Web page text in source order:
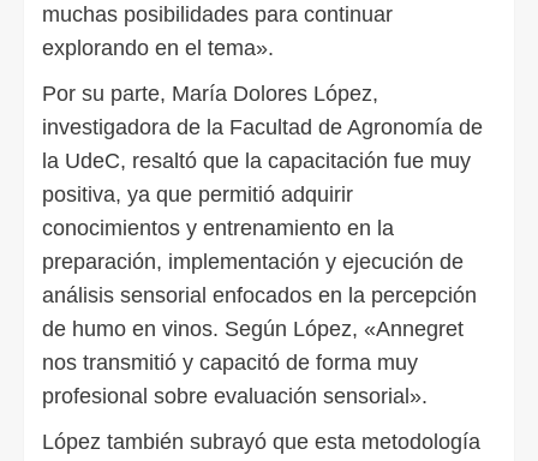
muchas posibilidades para continuar
explorando en el tema».
Por su parte, María Dolores López,
investigadora de la Facultad de Agronomía de
la UdeC, resaltó que la capacitación fue muy
positiva, ya que permitió adquirir
conocimientos y entrenamiento en la
preparación, implementación y ejecución de
análisis sensorial enfocados en la percepción
de humo en vinos. Según López, «Annegret
nos transmitió y capacitó de forma muy
profesional sobre evaluación sensorial».
López también subrayó que esta metodología